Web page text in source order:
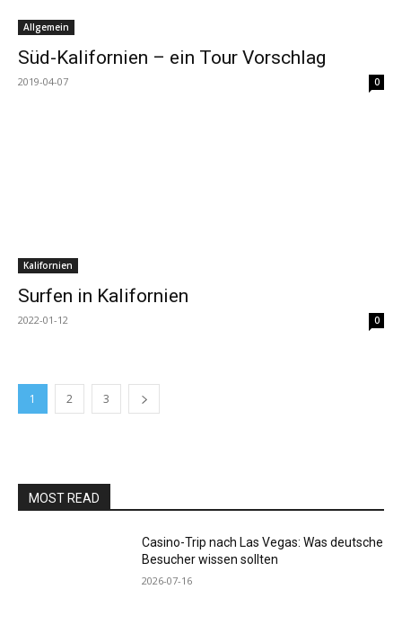
Allgemein
Süd-Kalifornien – ein Tour Vorschlag
2019-04-07 0
Kalifornien
Surfen in Kalifornien
2022-01-12 0
1 2 3
MOST READ
Casino-Trip nach Las Vegas: Was deutsche
Besucher wissen sollten
2026-07-16